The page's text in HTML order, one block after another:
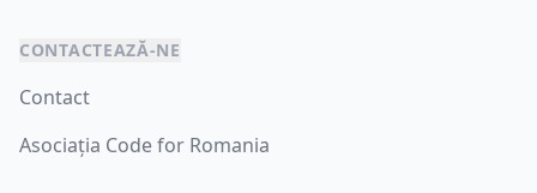
CONTACTEAZĂ-NE
Contact
Asociația Code for Romania